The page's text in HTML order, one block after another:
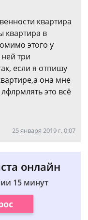
квартира
квартира в
этого у
три
если я отпишу
она мне
это всё
25 января 2019 г. 0:07
онлайн
15 минут